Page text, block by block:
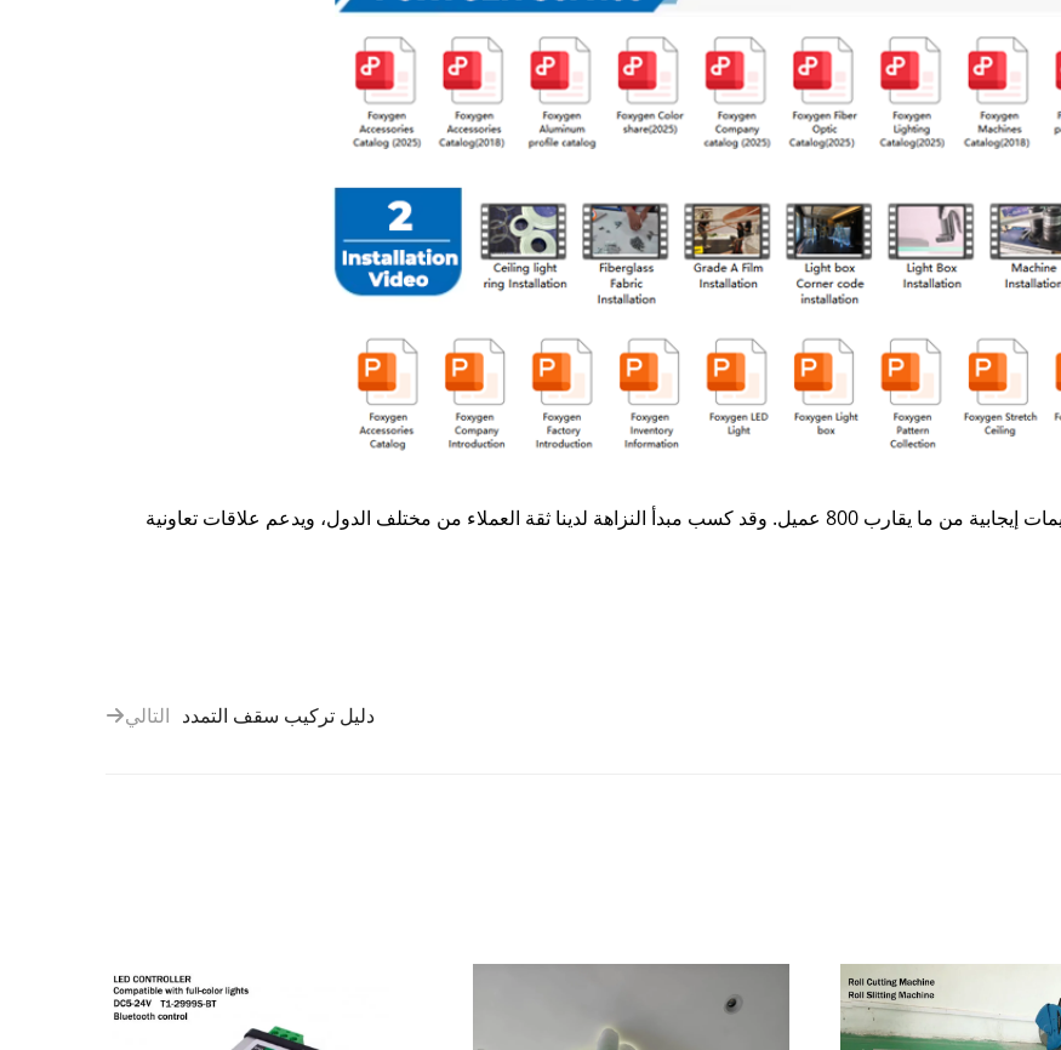
نظرًا لنظام إنتاج الصوت، حصلت شركة FOXYGEN على تقييمات إيجابية من ما يقارب 800 عميل. وقد كسب مبدأ النزاهة لدينا ثقة العملاء من مختلف الدول، ويدعم علاقات تعاونية
التالي دليل تركيب سقف التمدد